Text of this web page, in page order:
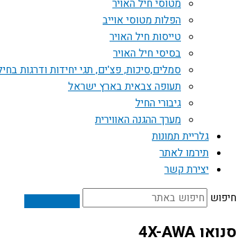
מטוסי חיל האויר
הפלות מטוסי אוייב
טייסות חיל האויר
בסיסי חיל האויר
סמלים,סיכות, פצ'ים, תגי יחידות ודרגות
תעופה צבאית בארץ ישראל
גיבורי החיל
מערך ההגנה האווירית
גלריית תמונות
תירמו לאתר
יצירת קשר
חיפוש
סנואו 4X-AWA